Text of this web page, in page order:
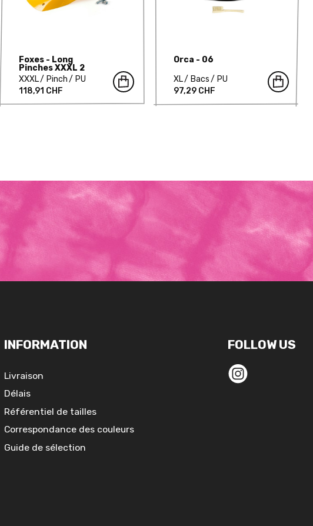
Foxes - Long
Pinches XXXL 2
XXXL
Pinch
PU
118,91 CHF
Orca - 06
XL
Bacs
PU
97,29 CHF
INFORMATION
Livraison
Délais
Référentiel de tailles
Correspondance des couleurs
Guide de sélection
FOLLOW US